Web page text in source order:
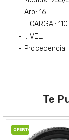
- Aro: 16
- I. CARGA.: 110
- I. VEL.: H
- Procedencia:
Te
OFERTA